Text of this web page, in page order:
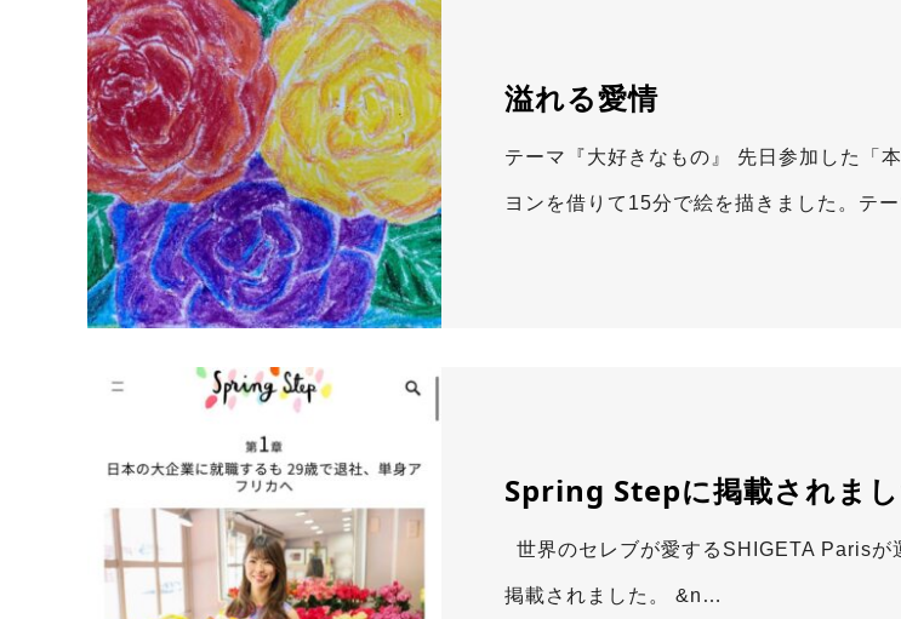
溢れる愛情
テーマ『大好きなもの』 先日参加した「
ヨンを借りて15分で絵を描きました。テ
Spring Stepに掲載されま
世界のセレブが愛するSHIGETA Paris
掲載されました。 &n…